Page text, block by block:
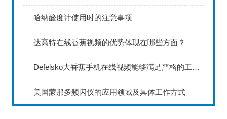
哈纳酸度计使用时的注意事项
达高特在线香蕉视频的优势体现在哪些方面？
Defelsko大香蕉手机在线视频能够满足严格的工业标准
美国蒙那多频闪仪的应用领域及具体工作方式